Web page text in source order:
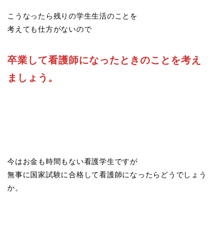
こうなったら残りの学生生活のことを
考えても仕方がないので
卒業して看護師になったときのことを考え
ましょう。
今はお金も時間もない看護学生ですが
無事に国家試験に合格して看護師になったらどうでしょう
か。